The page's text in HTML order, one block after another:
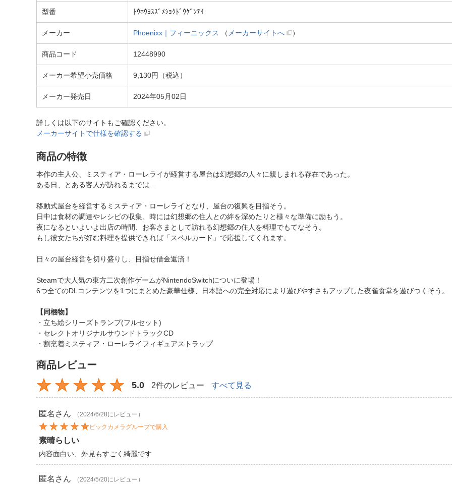
型番 ﾄｳﾎｳﾖｽｽﾞﾒｼｮｸﾄﾞｳｹﾞﾝﾃｲ
メーカー Phoenixx｜フィーニックス （ メーカーサイトへ ）
商品コード 12448990
メーカー希望小売価格 9,130円（税込）
メーカー発売日 2024年05月02日
詳しくは以下のサイトもご確認ください。
メーカーサイトで仕様を確認する
商品の特徴
本作の主人公、ミスティア・ローレライが経営する屋台は幻想郷の人々に親しまれる存在であった。
ある日、とある客人が訪れるまでは…
移動式屋台を経営するミスティア・ローレライとなり、屋台の復興を目指そう。
日中は食材の調達やレシピの収集、時には幻想郷の住人との絆を深めたりと様々な準備に励もう。
夜になるといよいよ出店の時間、お客さまとして訪れる幻想郷の住人を料理でもてなそう。
もし彼女たちが好む料理を提供できれば「スペルカード」で応援してくれます。
日々の屋台経営を切り盛りし、目指せ借金返済！
Steamで大人気の東方二次創作ゲームがNintendoSwitchについに登場！
6つ全てのDLコンテンツを1つにまとめた豪華仕様、日本語への完全対応により遊びやすさもアップした夜雀食堂を遊びつくそう。
【同梱物】
・立ち絵シリーズトランプ(フルセット)
・セレクトオリジナルサウンドトラックCD
・割烹着ミスティア・ローレライフィギュアストラップ
商品レビュー
5.0 2件のレビュー すべて見る
匿名 さん
（2024/6/28にレビュー）
ビックカメラグループで購入
素晴らしい
内容面白い、外見もすごく綺麗です
匿名 さん （2024/5/20にレビュー）